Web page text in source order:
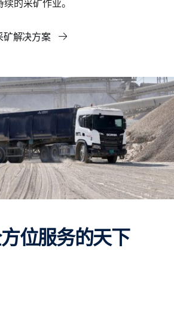
的采矿作业。
矿解决方案
方位服务的天下